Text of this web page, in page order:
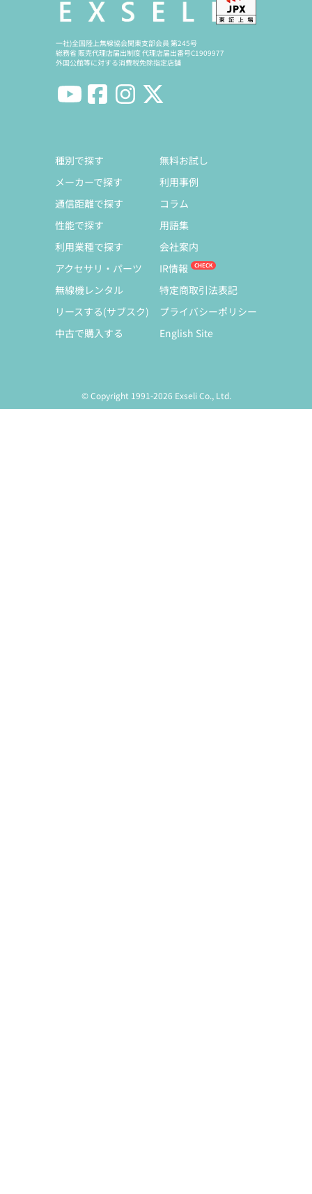
一社)全国陸上無線協会関東支部会員 第245号
総務省 販売代理店届出制度 代理店届出番号C1909977
外国公館等に対する消費税免除指定店舗
種別で探す
メーカーで探す
通信距離で探す
性能で探す
利用業種で探す
アクセサリ・パーツ
無線機レンタル
リースする(サブスク)
中古で購入する
無料お試し
利用事例
コラム
用語集
会社案内
IR情報
特定商取引法表記
プライバシーポリシー
English Site
© Copyright 1991-2026 Exseli Co., Ltd.